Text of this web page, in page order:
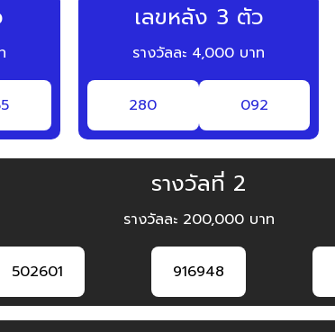
เลขหลัง 3 ตัว
รางวัลละ 4,000 บาท
280 092
รางวัลที่ 2
รางวัลละ 200,000 บาท
502601 916948